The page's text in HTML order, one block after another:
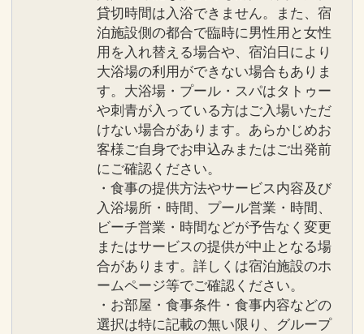
貸切時間は入浴できません。また、宿
泊施設側の都合で臨時に男性用と女性
用を入れ替える場合や、宿泊日により
大浴場の利用ができない場合もありま
す。大浴場・プール・スパはタトゥー
や刺青が入っている方はご入場いただ
けない場合があります。あらかじめお
客様ご自身でお申込みまたはご出発前
にご確認ください。
・食事の提供方法やサービス内容及び
入浴場所・時間、プール営業・時間、
ビーチ営業・時間などが予告なく変更
またはサービスの提供が中止となる場
合があります。詳しくは宿泊施設のホ
ームページ等でご確認ください。
・お部屋・食事条件・食事内容などの
選択は特に記載の無い限り、グループ